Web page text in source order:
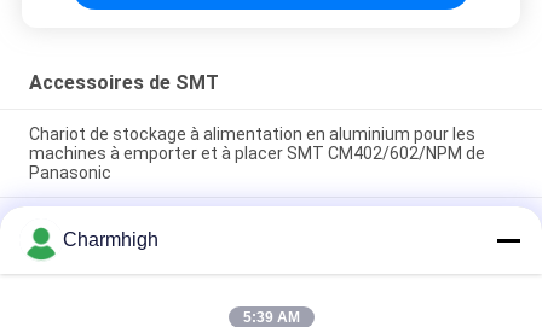
Accessoires de SMT
Chariot de stockage à alimentation en aluminium pour les
machines à emporter et à placer SMT CM402/602/NPM de
Panasonic
machine de découpe de ruban à main libre pour la machine de
sélection et de placement SMT
Conducteur de vibration/conducteur de bâton/conducteur de
Charmhigh
5:39 AM